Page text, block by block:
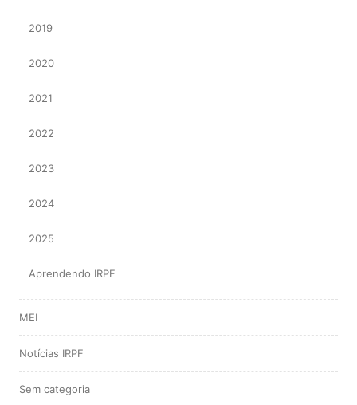
2019
2020
2021
2022
2023
2024
2025
Aprendendo IRPF
MEI
Notícias IRPF
Sem categoria